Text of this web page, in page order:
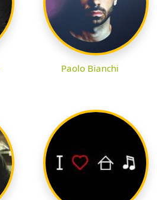
Paolo Bianchi